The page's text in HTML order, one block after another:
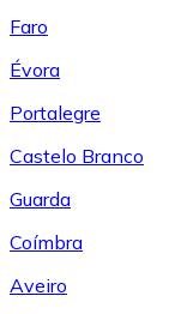
Faro
Évora
Portalegre
Castelo Branco
Guarda
Coímbra
Aveiro